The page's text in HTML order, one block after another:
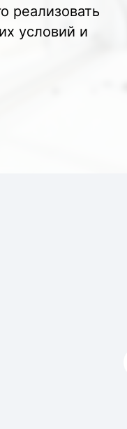
реализовать
условий и